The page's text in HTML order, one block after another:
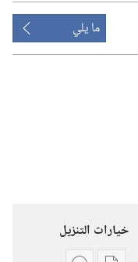
ما يلي
خيارات التنزيل